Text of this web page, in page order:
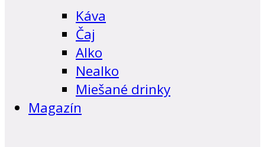
Káva
Čaj
Alko
Nealko
Miešané drinky
Magazín